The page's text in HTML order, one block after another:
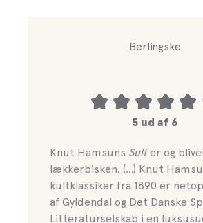
Berlingske
5 ud af 6
Knut Hamsuns Sulter og
lækkerbisken. (...) Knut
kultklassiker fra 1890 er
af Gyldendal og Det Danske
Litteraturselskab i en